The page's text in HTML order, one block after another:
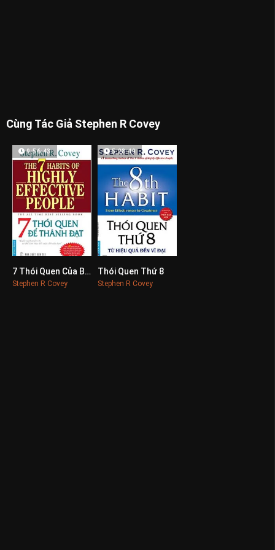
Cùng Tác Giả Stephen R Covey
0
9:56:43
7 Thói Quen Của Bạn Trẻ Thành Đạt
Stephen R Covey
5:28:49
Thói Quen Thứ 8
Stephen R Covey